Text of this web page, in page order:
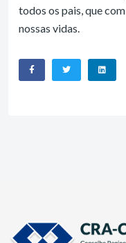
todos os pais, que
nossas vidas.